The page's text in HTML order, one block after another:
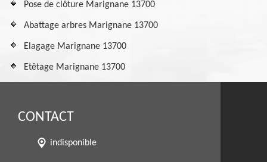
Pose de clôture Marignane 13700
Abattage arbres Marignane 13700
Elagage Marignane 13700
Etêtage Marignane 13700
CONTACT
indisponible